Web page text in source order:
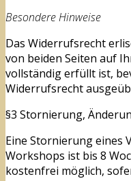
Besondere Hinweise
Das Widerrufsrecht
von beiden Seiten auf
vollständig erfüllt ist,
Widerrufsrecht
§3 Stornierung,
Eine Stornierung eines
Workshops ist bis 8
kostenfrei möglich,